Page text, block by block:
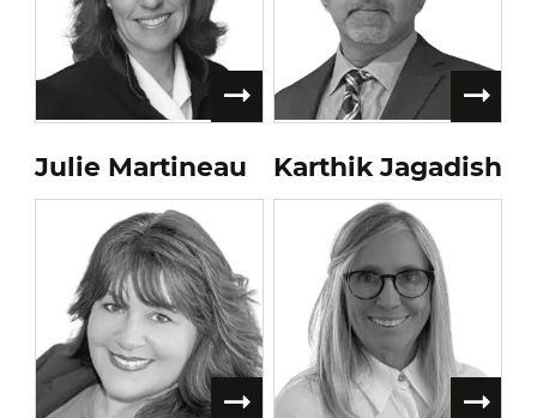
Julie Martineau Karthik Jagadish